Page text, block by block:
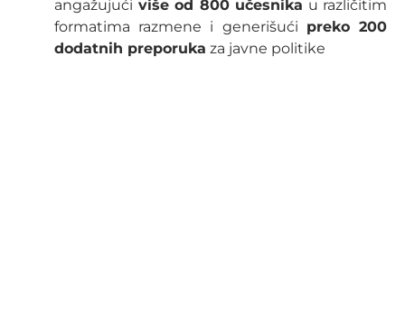
angažujući više od 800 učesnika u različitim
formatima razmene i generišući preko 200
dodatnih preporuka za javne politike